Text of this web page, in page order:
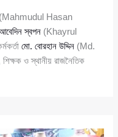
(Mahmudul Hasan
স্বপন (Khayrul
মো. বোরহান উদ্দিন (Md.
ও স্থানীয় রাজনৈতিক